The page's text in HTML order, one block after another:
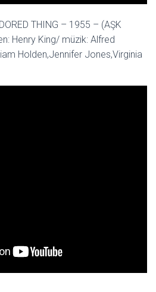
THING – 1955 – (AŞK
Henry King/ müzik: Alfred
Holden,Jennifer Jones,Virginia